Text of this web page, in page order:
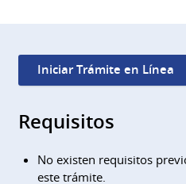
Iniciar Trámite en Línea
Requisitos
No existen requisitos
este trámite.